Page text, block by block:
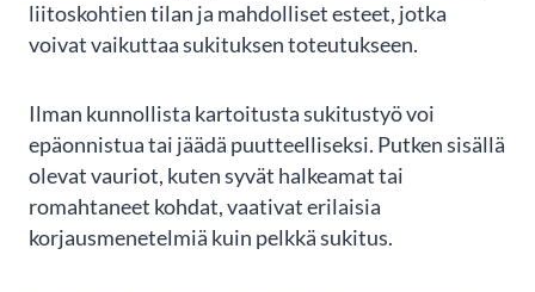
liitoskohtien tilan ja mahdolliset esteet, jotka
voivat vaikuttaa sukituksen toteutukseen.
Ilman kunnollista kartoitusta sukitustyö voi
epäonnistua tai jäädä puutteelliseksi. Putken sisällä
olevat vauriot, kuten syvät halkeamat tai
romahtaneet kohdat, vaativat erilaisia
korjausmenetelmiä kuin pelkkä sukitus.
LÄHETÄ
Merja Tarvainen